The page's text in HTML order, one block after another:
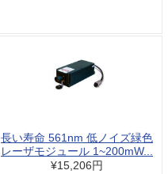
長い寿命 561nm 低ノイズ緑色
レーザモジュール 1~200mW...
¥15,206円